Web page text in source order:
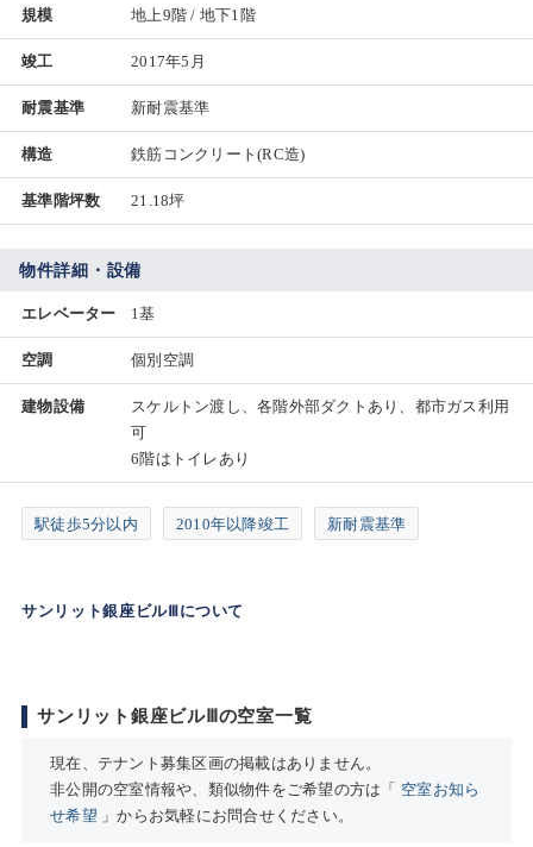
規模 地上9階 / 地下1階
竣工 2017年5月
耐震基準 新耐震基準
構造 鉄筋コンクリート(RC造)
基準階坪数 21.18坪
物件詳細・設備
エレベーター 1基
空調 個別空調
建物設備
スケルトン渡し、各階外部ダクトあり、都市ガス利用
可
6階はトイレあり
駅徒歩5分以内 2010年以降竣工 新耐震基準
サンリット銀座ビルⅢについて
サンリット銀座ビルⅢの空室一覧
現在、テナント募集区画の掲載はありません。
非公開の空室情報や、類似物件をご希望の方は「 空室お知ら
せ希望 」からお気軽にお問合せください。